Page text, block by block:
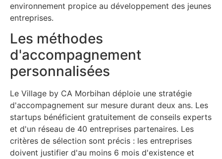
environnement propice au développement des jeunes
entreprises.
Les méthodes
d'accompagnement
personnalisées
Le Village by CA Morbihan déploie une stratégie
d'accompagnement sur mesure durant deux ans. Les
startups bénéficient gratuitement de conseils experts
et d'un réseau de 40 entreprises partenaires. Les
critères de sélection sont précis : les entreprises
doivent justifier d'au moins 6 mois d'existence et